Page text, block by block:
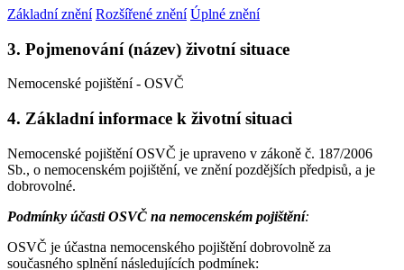
Základní znění Rozšířené znění Úplné znění
3. Pojmenování (název) životní situace
Nemocenské pojištění - OSVČ
4. Základní informace k životní situaci
Nemocenské pojištění OSVČ je upraveno v zákoně č. 187/2006
Sb., o nemocenském pojištění, ve znění pozdějších předpisů, a je
dobrovolné.
Podmínky účasti OSVČ na nemocenském pojištění:
OSVČ je účastna nemocenského pojištění dobrovolně za
současného splnění následujících podmínek: